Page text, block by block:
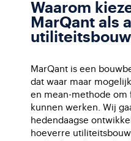
Waarom
MarQant als
MarQant is een
dat waar maar
en mean-methode om
kunnen werken. Wij
hedendaagse
hoeverre